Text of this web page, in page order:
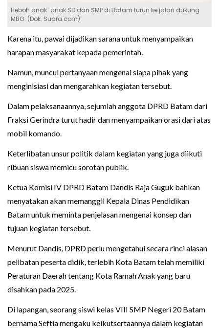
Heboh anak-anak SD dan SMP di Batam turun ke jalan dukung
MBG. (Dok. Suara.com)
Karena itu, pawai dijadikan sarana untuk menyampaikan
harapan masyarakat kepada pemerintah.
Namun, muncul pertanyaan mengenai siapa pihak yang
menginisiasi dan mengarahkan kegiatan tersebut.
Dalam pelaksanaannya, sejumlah anggota DPRD Batam dari
Fraksi Gerindra turut hadir dan menyampaikan orasi dari atas
mobil komando.
Keterlibatan unsur politik dalam kegiatan yang juga diikuti
ribuan siswa memicu sorotan publik.
Ketua Komisi IV DPRD Batam Dandis Raja Guguk bahkan
menyatakan akan memanggil Kepala Dinas Pendidikan
Batam untuk meminta penjelasan mengenai konsep dan
tujuan kegiatan tersebut.
Menurut Dandis, DPRD perlu mengetahui secara rinci alasan
pelibatan peserta didik, terlebih Kota Batam telah memiliki
Peraturan Daerah tentang Kota Ramah Anak yang baru
disahkan pada 2025.
Di lapangan, seorang siswi kelas VIII SMP Negeri 20 Batam
bernama Seftia mengaku keikutsertaannya dalam kegiatan